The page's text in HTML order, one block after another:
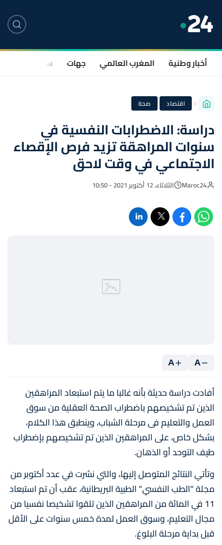
أخبار وطنية المغرب العالمي جهات سياسة
اقتصاد · صحة
دراسة: الاضطرابات النفسية في
سنوات المراهقة تزيد فرص الإقصاء
الاجتماعي في وقت لاحق
Maroc24 الثلاثاء، 12 أكتوبر 2021 - 10:50
A
A
أفادت دراسة حديثة بأنه غالبا ما يتم استبعاد المراهقين
الذين تم تشخيصهم باضطراب الصحة العقلية من سوق
العمل والتعليم فى مرحلة الشباب، وينطبق هذا الكلام،
بشكل خاص، على المراهقين الذين تم تشخيصهم بإضطراب
طيف التوحد أو الذهان.
وتأتي النتائج المتوصل إليها، والتي نشرت في عدد أكتوبر من
مجلة "الطب النفسي" الطبية البريطانية، عقب أن تم استبعاد
11 في المائة من المراهقين الذين تلقوا تشخيصا نفسيا من
مجال التعليم، وسوق العمل لمدة خمس سنوات على الأقل
قبل بداية مرحلة البلوغ.